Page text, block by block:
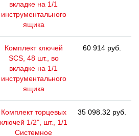
вкладке на 1/1
инструментального
ящика
Комплект ключей
SCS, 48 шт., во
вкладке на 1/1
инструментального
ящика
60 914 руб.
Комплект торцевых
ключей 1/2", шт., 1/1
Системное
35 098.32 руб.